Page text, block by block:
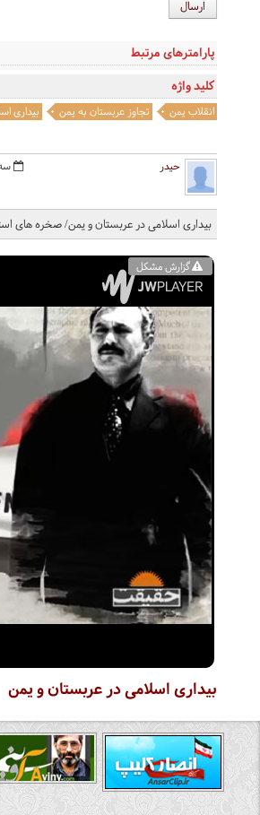
بیداری اسلامی در عربستان و یمن
گزارش مشکل
بیداری اسلامی در عربستان و یمن/ صخره
حیدر سه
کلید واژه
انقلاب یمن تجاوز عربستان به یمن بیداری
پارامترهای مرتبط
ارسال